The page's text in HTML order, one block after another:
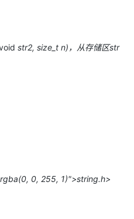
str2, size_t n)，从存储区str
0, 255, 1)">string.h>